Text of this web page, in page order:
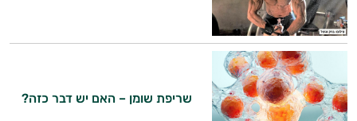
שריפת שומן – האם יש דבר כזה?
היי,